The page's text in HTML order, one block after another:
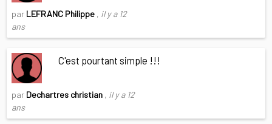
par LEFRANC Philippe , il y a 12
ans
C'est pourtant simple !!!
par Dechartres christian , il y a 12
ans